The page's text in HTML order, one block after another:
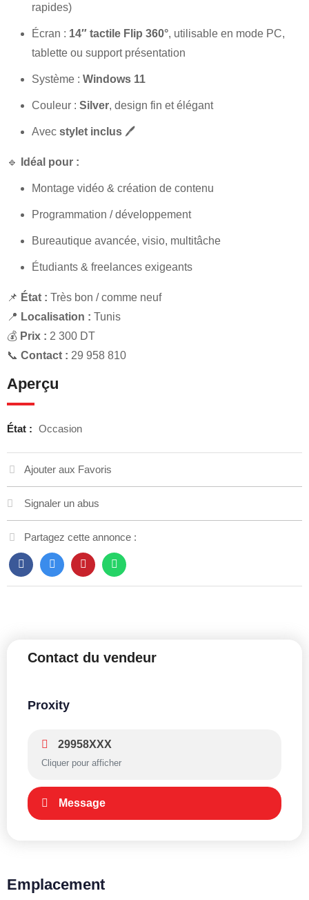
rapides)
Écran : 14″ tactile Flip 360°, utilisable en mode PC,
tablette ou support présentation
Système : Windows 11
Couleur : Silver, design fin et élégant
Avec stylet inclus 🖊️
🔹 Idéal pour :
Montage vidéo & création de contenu
Programmation / développement
Bureautique avancée, visio, multitâche
Étudiants & freelances exigeants
📌 État : Très bon / comme neuf
📍 Localisation : Tunis
💰 Prix : 2 300 DT
📞 Contact : 29 958 810
Aperçu
État : Occasion
Ajouter aux Favoris
Signaler un abus
Partagez cette annonce :
Contact du vendeur
Proxity
29958XXX
Cliquer pour afficher
Message
Emplacement